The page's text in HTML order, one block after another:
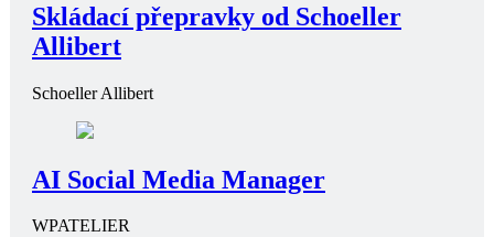
Skládací přepravky od Schoeller
Allibert
Schoeller Allibert
AI Social Media Manager
WPATELIER